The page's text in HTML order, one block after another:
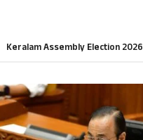
Keralam Assembly Election 2026